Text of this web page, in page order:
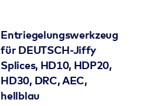
Entriegelungswerkzeug
für DEUTSCH-Jiffy
Splices, HD10, HDP20,
HD30, DRC, AEC,
hellblau